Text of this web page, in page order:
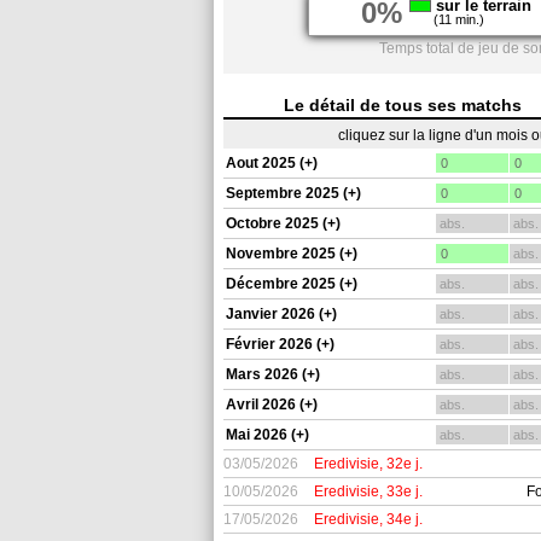
0% sur le terrain
(11 min.)
Temps total de jeu de
Le détail de tous ses matchs
cliquez sur la ligne d'un mois
Aout 2025 (+)
0 0
Septembre 2025 (+) 0 0
Octobre 2025 (+) abs. abs.
Novembre 2025 (+) 0 abs.
Décembre 2025 (+) abs. abs.
Janvier 2026 (+) abs. abs.
Février 2026 (+) abs. abs.
Mars 2026 (+) abs. abs.
Avril 2026 (+) abs. abs.
Mai 2026 (+) abs. abs.
03/05/2026 Eredivisie, 32e j.
10/05/2026
Eredivisie, 33e j.
17/05/2026
Eredivisie, 34e j.